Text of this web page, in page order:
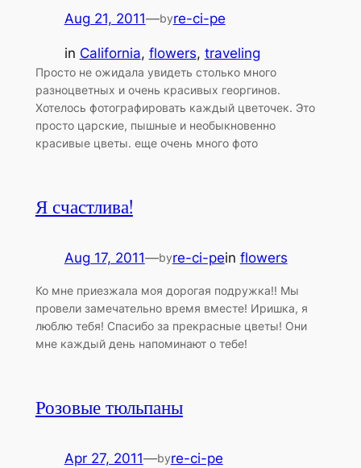
Aug 21, 2011—byre-ci-pe
in California, flowers, traveling
Просто не ожидала увидеть столько много
разноцветных и очень красивых георгинов.
Хотелось фотографировать каждый цветочек. Это
просто царские, пышные и необыкновенно
красивые цветы. еще очень много фото
Я счастлива!
Aug 17, 2011—byre-ci-pein flowers
Ко мне приезжала моя дорогая подружка!! Мы
провели замечательно время вместе! Иришка, я
люблю тебя! Спасибо за прекрасные цветы! Они
мне каждый день напоминают о тебе!
Розовые тюльпаны
Apr 27, 2011—byre-ci-pe